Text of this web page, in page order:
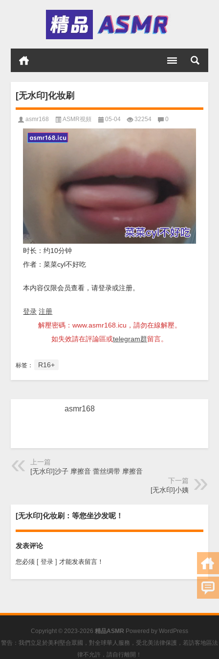
[无水印]化妆刷
asmr168 ASMR視頻 05-04 32254 0
时长：约10分钟
作者：菜菜cyl不好吃
本内容仅限会员查看，请登录或注册。
登录 注册
解壓密碼：www.asmr168.icu，請勿在線解壓。
如失效請在評論區或telegram群留言。
标签： R16+
asmr168
上一篇
[无水印]沙子 摩擦音 蕾丝绸带 摩擦音
下一篇
[无水印]小姨
[无水印]化妆刷：等您坐沙发呢！
发表评论
您必须 [ 登录 ] 才能发表留言！
Copyright © 2023-2026 精品ASMR Powered by WordPress
警告：我們立足於美利堅合眾國，對全球華人服務，受北美法律保護，若訪客地區法
律不允許，請自行離開！